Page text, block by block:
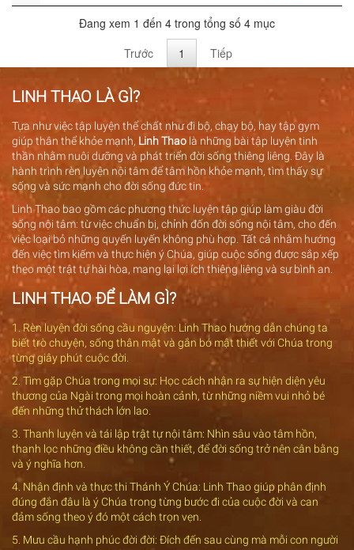
Đang xem 1 đến 4 trong tổng số 4 mục
Trước
1 Tiếp
LINH THAO LÀ GÌ?
Tựa như việc tập luyện thể chất như đi bộ, chạy bộ, hay tập gym
giúp thân thể khỏe mạnh, Linh Thao là những bài tập luyện tinh
thần nhằm nuôi dưỡng và phát triển đời sống thiêng liêng. Đây là
hành trình rèn luyện nội tâm để tâm hồn khỏe mạnh, tìm thấy sự
sống và sức mạnh cho đời sống đức tin.
Linh Thao bao gồm các phương thức luyện tập giúp làm giàu đời
sống nội tâm: từ việc chuẩn bị, chỉnh đốn đời sống nội tâm, cho đến
việc loại bỏ những quyến luyến không phù hợp. Tất cả nhằm hướng
đến việc tìm kiếm và thực hiện ý Chúa, giúp cuộc sống được sắp xếp
theo một trật tự hài hòa, mang lại lợi ích thiêng liêng và sự bình an.
LINH THAO ĐỂ LÀM GÌ?
1. Rèn luyện đời sống cầu nguyện: Linh Thao hướng dẫn chúng ta
biết trò chuyện, sống thân mật và gắn bó mật thiết với Chúa trong
từng giây phút cuộc đời.
2. Tìm gặp Chúa trong mọi sự: Học cách nhận ra sự hiện diện yêu
thương của Ngài trong mọi hoàn cảnh, từ những niềm vui nhỏ bé
đến những thử thách lớn lao.
3. Thanh luyện và tái lập trật tự nội tâm: Nhìn sâu vào tâm hồn,
thanh lọc những điều không cần thiết, để đời sống trở nên cân bằng
và ý nghĩa hơn.
4. Nhận định và thực thi Thánh Ý Chúa: Linh Thao giúp phân định
đúng đắn đâu là ý Chúa trong từng bước đi của cuộc đời và can
đảm sống theo ý đó một cách trọn vẹn.
5. Mưu cầu hạnh phúc đời đời: Đích đến sau cùng mà mỗi con người